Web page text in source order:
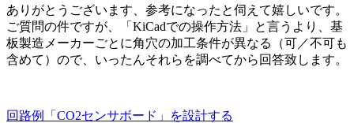
ありがとうございます、参考になったと伺えて嬉しいです。
ご質問の件ですが、「KiCadでの操作方法」と言うより、基
板製造メーカーごとに角穴の加工条件が異なる（可／不可も
含めて）ので、いったんそれらを調べてから回答致します。
回路例「CO2センサボード」を設計する